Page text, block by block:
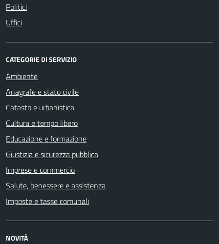
Politici
Uffici
CATEGORIE DI SERVIZIO
Ambiente
Anagrafe e stato civile
Catasto e urbanistica
Cultura e tempo libero
Educazione e formazione
Giustizia e sicurezza pubblica
Imprese e commercio
Salute, benessere e assistenza
Imposte e tasse comunali
NOVITÀ